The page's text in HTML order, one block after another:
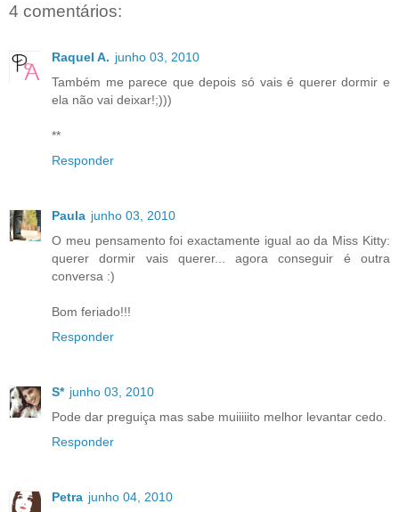
4 comentários:
Raquel A. junho 03, 2010
Também me parece que depois só vais é querer dormir e
ela não vai deixar!;)))
**
Responder
Paula junho 03, 2010
O meu pensamento foi exactamente igual ao da Miss Kitty:
querer dormir vais querer... agora conseguir é outra
conversa :)
Bom feriado!!!
Responder
S* junho 03, 2010
Pode dar preguiça mas sabe muiiiiito melhor levantar cedo.
Responder
Petra junho 04, 2010